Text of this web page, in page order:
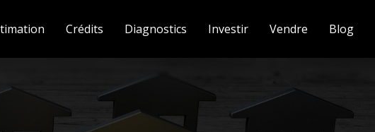
Crédits Diagnostics Investir Vendre Blog